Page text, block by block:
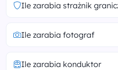
Ile zarabia strażnik
Ile zarabia fotograf
Ile zarabia konduktor